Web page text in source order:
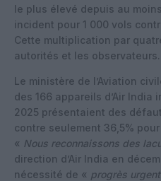
le plus élevé depuis au
incident pour 1 000 vols
Cette multiplication par
autorités et les observateurs.
Le ministère de l’Aviation
des 166 appareils d’Air
2025 présentaient des
contre seulement 36,5%
« Nous reconnaissons des
direction d’Air India en
nécessité de « progrès